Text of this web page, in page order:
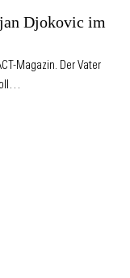
Djokovic im
Magazin. Der Vater